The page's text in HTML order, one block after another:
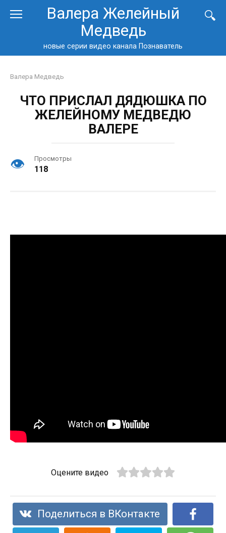
Валера Желейный
Медведь
новые серии видео канала Познаватель
Валера Медведь
ЧТО ПРИСЛАЛ ДЯДЮШКА ПО
ЖЕЛЕЙНОМУ МЕДВЕДЮ
ВАЛЕРЕ
Просмотры
118
Оцените видео
Поделиться в ВКонтакте